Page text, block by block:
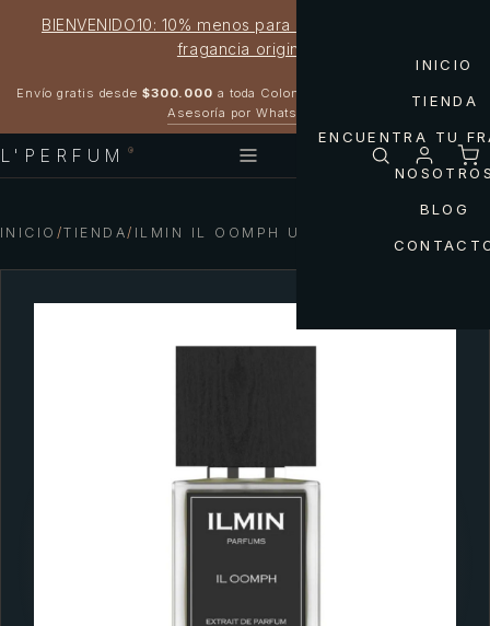
BIENVENIDO10: 10% menos para estrenar tu próxima
fragancia original
Envío gratis desde $300.000 a toda Colombia
Asesoría por WhatsApp
L'PERFUM ®
INICIO
TIENDA
ENCUENTRA TU
BLOG
INICIO /TIENDA/ ILMIN IL OOMPH UNISEX